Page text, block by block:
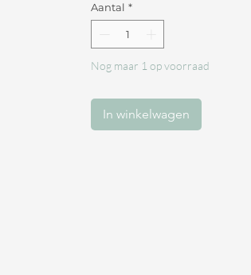
Bekijk ze allemaal om te zien
Het zijn stuk voor stuk
gegraveerde houten dreadlock
In deze collectie bieden we een
acacia, appel , peren en advocado
Aantal *
Nog maar 1 op voorraad
In winkelwagen